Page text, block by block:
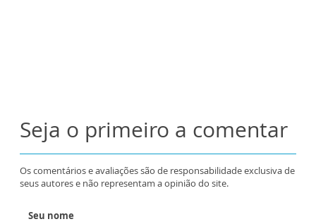
Seja o primeiro a comentar
Os comentários e avaliações são de responsabilidade exclusiva de
seus autores e não representam a opinião do site.
Seu nome